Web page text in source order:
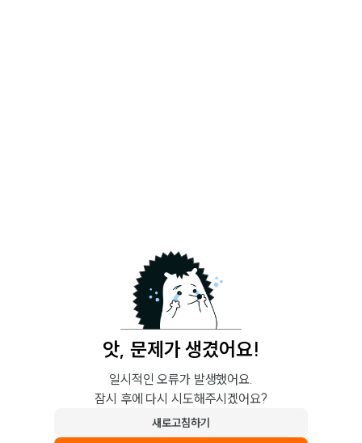
앗, 문제가 생겼어요!
일시적인 오류가 발생했어요.
잠시 후에 다시 시도해주시겠어요?
새로고침하기